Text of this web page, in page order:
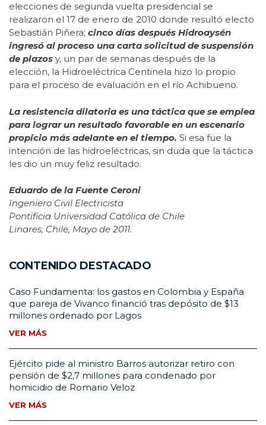
elecciones de segunda vuelta presidencial se
realizaron el 17 de enero de 2010 donde resultó electo
Sebastián Piñera; cinco días después Hidroaysén
ingresó al proceso una carta solicitud de suspensión
de plazos y, un par de semanas después de la
elección, la Hidroeléctrica Centinela hizo lo propio
para el proceso de evaluación en el río Achibueno.
La resistencia dilatoria es una táctica que se emplea
para lograr un resultado favorable en un escenario
propicio más adelante en el tiempo. Si esa fue la
intención de las hidroeléctricas, sin duda que la táctica
les dio un muy feliz resultado.
Eduardo de la Fuente Ceroni
Ingeniero Civil Electricista
Pontificia Universidad Católica de Chile
Linares, Chile, Mayo de 2011.
CONTENIDO DESTACADO
Caso Fundamenta: los gastos en Colombia y España
que pareja de Vivanco financió tras depósito de $13
millones ordenado por Lagos
VER MÁS
Ejército pide al ministro Barros autorizar retiro con
pensión de $2,7 millones para condenado por
homicidio de Romario Veloz
VER MÁS